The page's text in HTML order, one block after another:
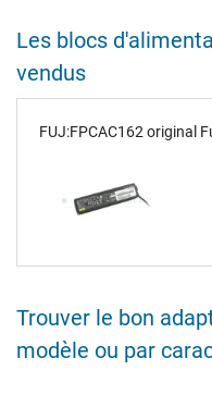
Les blocs
vendus
FUJ:FPCAC162 original
Trouver le bon
modèle ou par